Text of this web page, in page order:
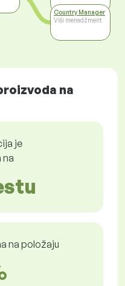
Country Manager
Viši menadžment
na
je
na
na položaju